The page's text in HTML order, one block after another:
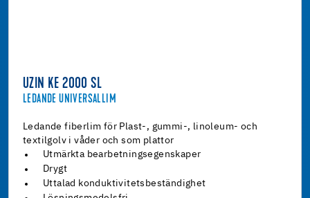
UZIN KE 2000 SL
LEDANDE UNIVERSALLIM
Ledande fiberlim för Plast-, gummi-, linoleum- och
textilgolv i våder och som plattor
Utmärkta bearbetningsegenskaper
Drygt
Uttalad konduktivitetsbeständighet